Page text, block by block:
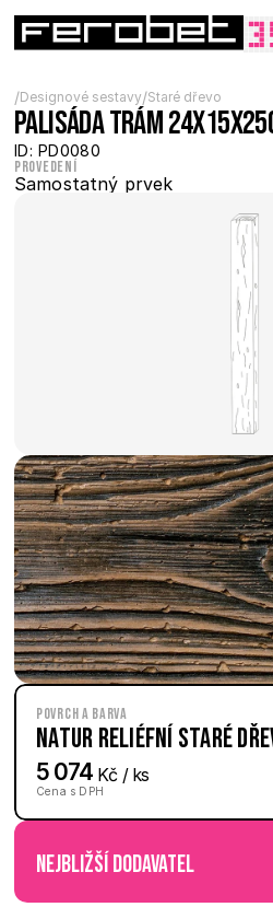
/Designové sestavy/Staré dřevo
Palisáda trám
ID: PD0080
Provedení
Samostatný prvek
Povrch a barva
Natur reliéfní Staré
5 074 Kč / ks
Cena s DPH
nejbližší dodavatel